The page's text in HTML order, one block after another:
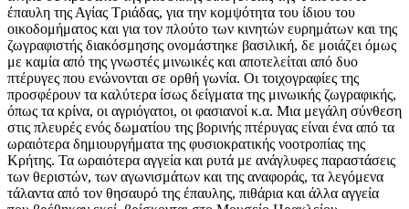
έπαυλη της Αγίας Τριάδας, για την κομψότητα του ίδιου του
οικοδομήματος και για τον πλούτο των κινητών ευρημάτων και της
ζωγραφιστής διακόσμησης ονομάστηκε βασιλική, δε μοιάζει όμως
με καμία από της γνωστές μινωικές και αποτελείται από δυο
πτέρυγες που ενώνονται σε ορθή γωνία. Οι τοιχογραφίες της
προσφέρουν τα καλύτερα ίσως δείγματα της μινωικής ζωγραφικής,
όπως τα κρίνα, οι αγριόγατοι, οι φασιανοί κ.α. Μια μεγάλη σύνθεση
στις πλευρές ενός δωματίου της βορινής πτέρυγας είναι ένα από τα
ωραιότερα δημιουργήματα της φυσιοκρατικής νοοτροπίας της
Κρήτης. Τα ωραιότερα αγγεία και ρυτά με ανάγλυφες παραστάσεις
των θεριστών, των αγωνισμάτων και της αναφοράς, τα λεγόμενα
τάλαντα από τον θησαυρό της έπαυλης, πιθάρια και άλλα αγγεία